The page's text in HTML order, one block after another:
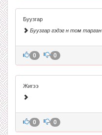
Буузгар
Буузгар гэдэг н том тарган
0 0
Жигээ
0 0